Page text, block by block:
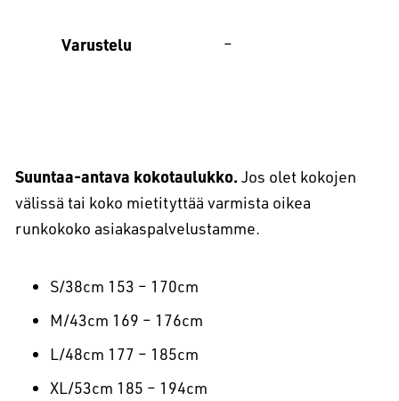
Varustelu –
Suuntaa-antava kokotaulukko. Jos olet kokojen
välissä tai koko mietityttää varmista oikea
runkokoko asiakaspalvelustamme.
S/38cm 153 – 170cm
M/43cm 169 – 176cm
L/48cm 177 – 185cm
XL/53cm 185 – 194cm